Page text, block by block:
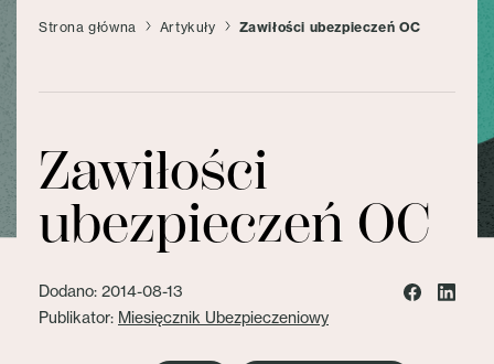
Strona główna Artykuły Zawiłości ubezpieczeń OC
Zawiłości
ubezpieczeń OC
Dodano: 2014-08-13
Publikator: Miesięcznik Ubezpieczeniowy